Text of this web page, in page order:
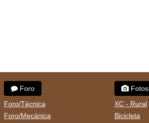
Foro
Foro/Técnica
Foro/Mecánica
Fotos
XC - Rural
Bicicleta